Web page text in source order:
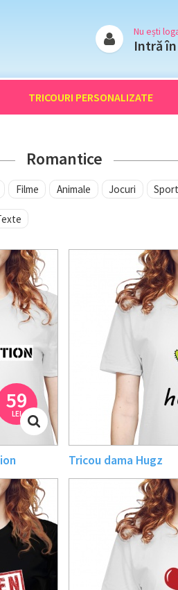
Nu ești
Intră
TRICOURI PERSONALIZATE
Romantice
Filme Animale Jocuri Sport
59
LEI
Tricou dama Hugz